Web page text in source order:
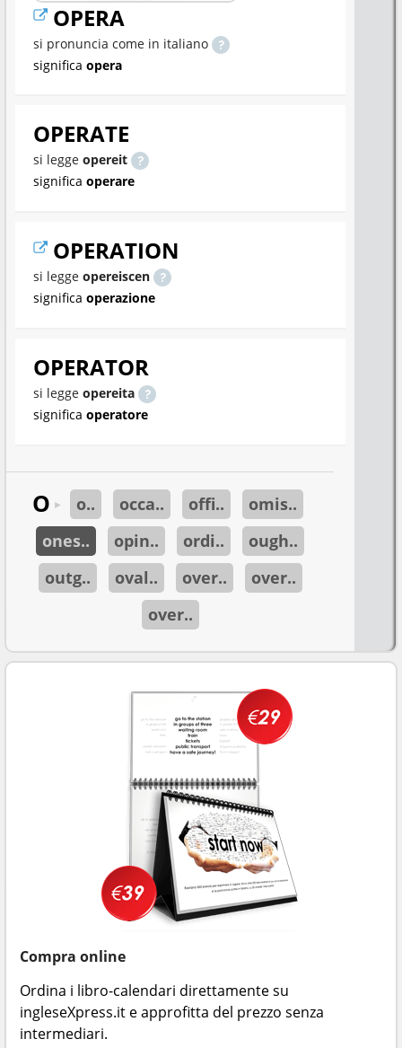
OPERA
si pronuncia come in italiano
significa opera
OPERATE
si legge opereit
significa operare
OPERATION
si legge opereiscen
significa operazione
OPERATOR
si legge opereita
significa operatore
O ► o.. occa.. offi..
omis..
ones..
opin.. ordi..
ough..
outg..
oval.. over..
over..
over..
Compra online
Ordina i libro-calendari direttamente su
ingleseXpress.it e approfitta del prezzo senza
intermediari.